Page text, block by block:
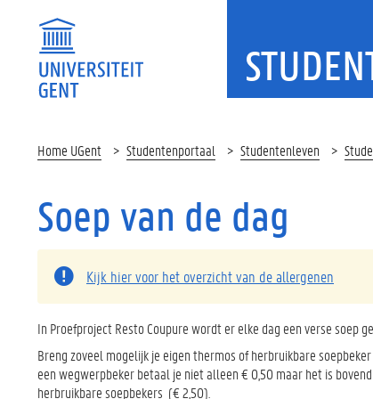
Home UGent Studentenportaal Studentenleven
Soep van de dag
Kijk hier voor het overzicht van de allergenen
In Proefproject Resto Coupure wordt er elke dag een verse soep
Breng zoveel mogelijk je eigen thermos of herbruikbare
een wegwerpbeker betaal je niet alleen € 0,50 maar het is
herbruikbare soepbekers (€ 2,50).